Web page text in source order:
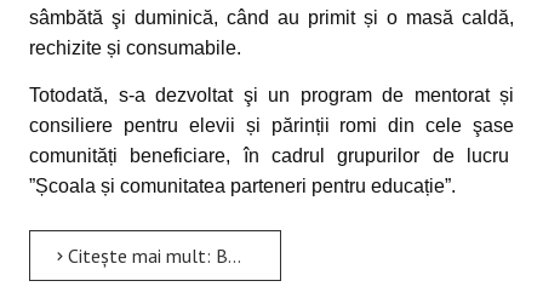
sâmbătă şi duminică, când au primit și o masă caldă,
rechizite și consumabile.
Totodată, s-a dezvoltat şi un program de mentorat și
consiliere pentru elevii și părinții romi din cele şase
comunități beneficiare, în cadrul grupurilor de lucru
”Școala și comunitatea parteneri pentru educație”.
Citește mai mult: BUNE PRACTICI PRIVIND PROMOVAREA IDENTITĂŢII CULTURALE ŞI ETNICE PENTRU ELEVII ȘI PĂRINȚII...